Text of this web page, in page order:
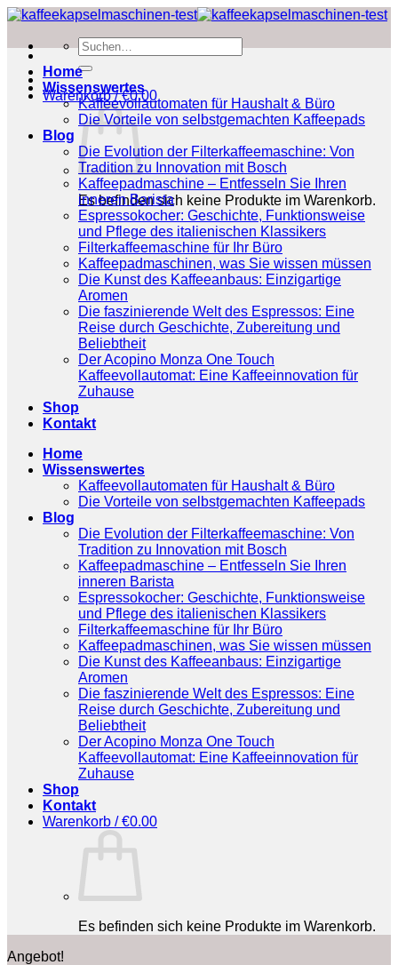
Zum
springen
Suchen
nach:
Warenkorb /€0.00
Es befinden sich keine Produkte im Warenkorb.
Home
Wissenswertes
Kaffeevollautomaten für Haushalt & Büro
Die Vorteile von selbstgemachten Kaffeepads
Blog
Die Evolution der Filterkaffeemaschine: Von
Tradition zu Innovation mit Bosch
Kaffeepadmaschine – Entfesseln Sie Ihren
inneren Barista
Espressokocher: Geschichte, Funktionsweise
und Pflege des italienischen Klassikers
Filterkaffeemaschine für Ihr Büro
Kaffeepadmaschinen, was Sie wissen müssen
Die Kunst des Kaffeeanbaus: Einzigartige
Aromen
Die faszinierende Welt des Espressos: Eine
Reise durch Geschichte, Zubereitung und
Beliebtheit
Der Acopino Monza One Touch
Kaffeevollautomat: Eine Kaffeeinnovation für
Zuhause
Shop
Kontakt
Home
Wissenswertes
Kaffeevollautomaten für Haushalt & Büro
Die Vorteile von selbstgemachten Kaffeepads
Blog
Die Evolution der Filterkaffeemaschine: Von
Tradition zu Innovation mit Bosch
Kaffeepadmaschine – Entfesseln Sie Ihren
inneren Barista
Espressokocher: Geschichte, Funktionsweise
und Pflege des italienischen Klassikers
Filterkaffeemaschine für Ihr Büro
Kaffeepadmaschinen, was Sie wissen müssen
Die Kunst des Kaffeeanbaus: Einzigartige
Aromen
Die faszinierende Welt des Espressos: Eine
Reise durch Geschichte, Zubereitung und
Beliebtheit
Der Acopino Monza One Touch
Kaffeevollautomat: Eine Kaffeeinnovation für
Zuhause
Shop
Kontakt
Warenkorb /€0.00
Es befinden sich keine Produkte im Warenkorb.
Angebot!